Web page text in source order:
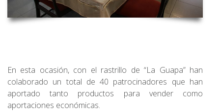
En esta ocasión, con el rastrillo de “La Guapa” han
colaborado un total de 40 patrocinadores que han
aportado tanto productos para vender como
aportaciones económicas.